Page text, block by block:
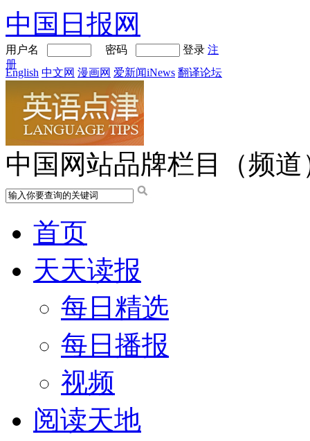
中国日报网
用户名 密码 登录 注
册
English 中文网 漫画网 爱新闻iNews 翻译论坛
中国网站品牌栏目（频道
首页
天天读报
每日精选
每日播报
视频
阅读天地